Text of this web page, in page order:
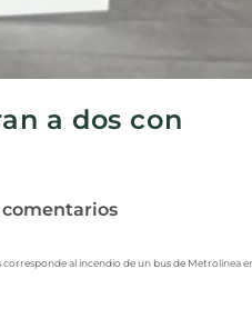
a dos con
comentarios
al incendio de un bus de Metrolínea